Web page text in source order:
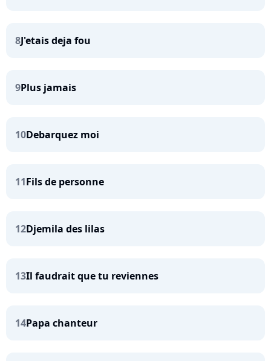
8J'etais deja fou
9Plus jamais
10Debarquez moi
11Fils de personne
12Djemila des lilas
13Il faudrait que tu reviennes
14Papa chanteur